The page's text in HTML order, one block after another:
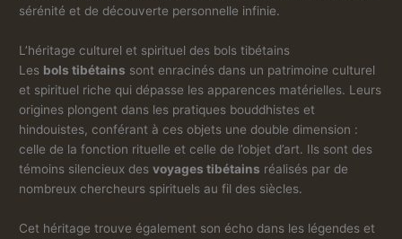
sérénité et de découverte personnelle infinie.
L’héritage culturel et spirituel des bols tibétains
Les bols tibétains sont enracinés dans un patrimoine culturel
et spirituel riche qui dépasse les apparences matérielles. Leurs
origines plongent dans les pratiques bouddhistes et
hindouistes, conférant à ces objets une double dimension :
celle de la fonction rituelle et celle de l’objet d’art. Ils sont des
témoins silencieux desvoyages tibétains réalisés par de
nombreux chercheurs spirituels au fil des siècles.
Cet héritage trouve également son écho dans les légendes et